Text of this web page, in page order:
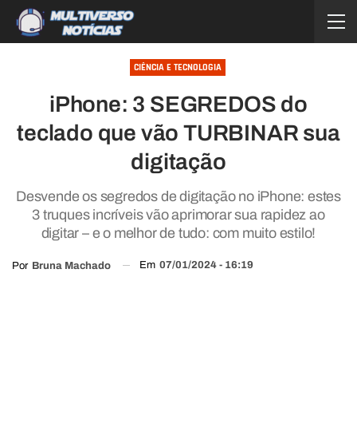
CIÊNCIA E TECNOLOGIA
iPhone: 3 SEGREDOS do
teclado que vão TURBINAR sua
digitação
Desvende os segredos de digitação no iPhone: estes
3 truques incríveis vão aprimorar sua rapidez ao
digitar – e o melhor de tudo: com muito estilo!
Por Bruna Machado Em 07/01/2024 - 16:19